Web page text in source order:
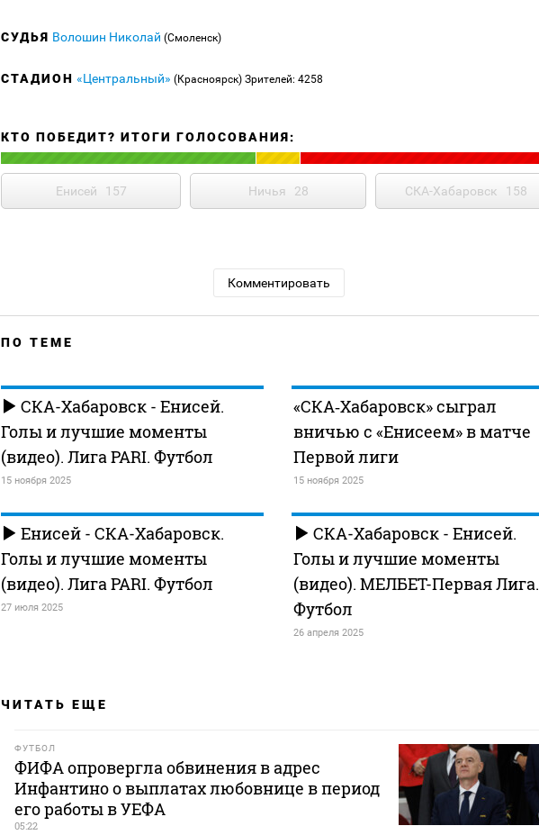
СУДЬЯ Волошин Николай (Смоленск)
СТАДИОН «Центральный» (Красноярск) Зрителей: 4258
КТО ПОБЕДИТ? ИТОГИ ГОЛОСОВАНИЯ:
Енисей 157 Ничья 28 СКА-Хабаровск 158
Комментировать
ПО ТЕМЕ
СКА-Хабаровск - Енисей.
Голы и лучшие моменты
(видео). Лига PARI. Футбол
15 ноября 2025
«СКА‑Хабаровск» сыграл
вничью с «Енисеем» в матче
Первой лиги
15 ноября 2025
Енисей - СКА-Хабаровск.
Голы и лучшие моменты
(видео). Лига PARI. Футбол
27 июля 2025
СКА-Хабаровск - Енисей.
Голы и лучшие моменты
(видео). МЕЛБЕТ-Первая Лига.
Футбол
26 апреля 2025
ЧИТАТЬ ЕЩЕ
ФУТБОЛ
ФИФА опровергла обвинения в адрес
Инфантино о выплатах любовнице в период
его работы в УЕФА
05:22